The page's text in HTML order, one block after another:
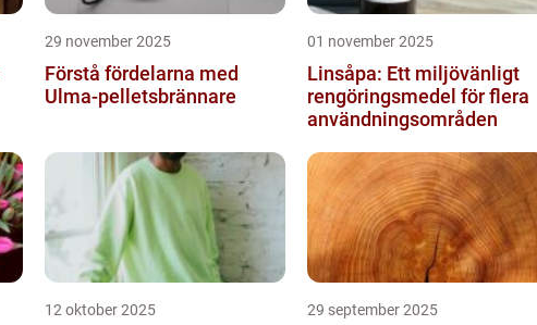
29 november 2025
Förstå fördelarna med
Ulma-pelletsbrännare
01 november 2025
Linsåpa: Ett miljövänligt
rengöringsmedel för flera
användningsområden
12 oktober 2025 29 september 2025